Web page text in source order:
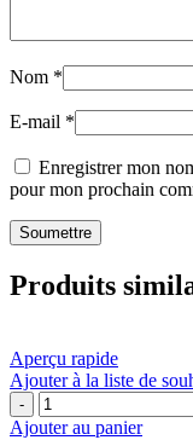
Nom *
E-mail *
Enregistrer mon
pour mon prochain
Produits
Aperçu rapide
Ajouter à la liste de
quantité
de
Ajouter au panier